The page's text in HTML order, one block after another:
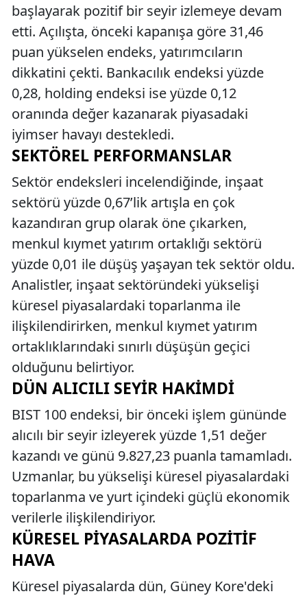
başlayarak pozitif bir seyir izlemeye devam
etti. Açılışta, önceki kapanışa göre 31,46
puan yükselen endeks, yatırımcıların
dikkatini çekti. Bankacılık endeksi yüzde
0,28, holding endeksi ise yüzde 0,12
oranında değer kazanarak piyasadaki
iyimser havayı destekledi.
SEKTÖREL PERFORMANSLAR
Sektör endeksleri incelendiğinde, inşaat
sektörü yüzde 0,67’lik artışla en çok
kazandıran grup olarak öne çıkarken,
menkul kıymet yatırım ortaklığı sektörü
yüzde 0,01 ile düşüş yaşayan tek sektör oldu.
Analistler, inşaat sektöründeki yükselişi
küresel piyasalardaki toparlanma ile
ilişkilendirirken, menkul kıymet yatırım
ortaklıklarındaki sınırlı düşüşün geçici
olduğunu belirtiyor.
DÜN ALICILI SEYIR HAKIMDI
BIST 100 endeksi, bir önceki işlem gününde
alıcılı bir seyir izleyerek yüzde 1,51 değer
kazandı ve günü 9.827,23 puanla tamamladı.
Uzmanlar, bu yükselişi küresel piyasalardaki
toparlanma ve yurt içindeki güçlü ekonomik
verilerle ilişkilendiriyor.
KÜRESEL PIYASALARDA POZITIF
HAVA
Küresel piyasalarda dün, Güney Kore'deki